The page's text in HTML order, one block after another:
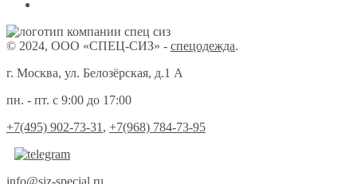
© 2024, ООО «СПЕЦ-СИЗ» - спецодежда.
г. Москва, ул. Белозёрская, д.1 А
пн. - пт. с 9:00 до 17:00
+7(495) 902-73-31 , +7(968) 784-73-95